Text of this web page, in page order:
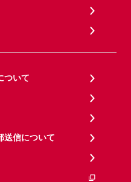
ついて
送信について